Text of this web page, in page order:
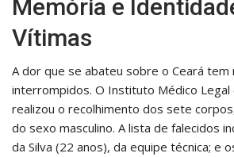
Memória e
Vítimas
A dor que se abateu sobre o Ceará tem
interrompidos. O Instituto Médico Legal
realizou o recolhimento dos sete
do sexo masculino. A lista de falecidos
da Silva (22 anos), da equipe técnica; e